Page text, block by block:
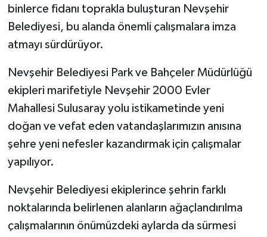
binlerce fidanı toprakla buluşturan Nevşehir
Belediyesi, bu alanda önemli çalışmalara imza
atmayı sürdürüyor.
Nevşehir Belediyesi Park ve Bahçeler Müdürlüğü
ekipleri marifetiyle Nevşehir 2000 Evler
Mahallesi Sulusaray yolu istikametinde yeni
doğan ve vefat eden vatandaşlarımızın anısına
şehre yeni nefesler kazandırmak için çalışmalar
yapılıyor.
Nevşehir Belediyesi ekiplerince şehrin farklı
noktalarında belirlenen alanların ağaçlandırılma
çalışmalarının önümüzdeki aylarda da sürmesi